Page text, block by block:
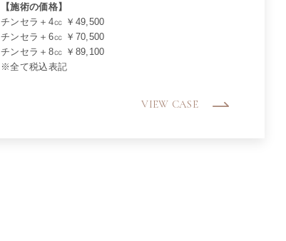
【施術の価格】
チンセラ＋4㏄ ￥49,500
チンセラ＋6㏄ ￥70,500
チンセラ＋8㏄ ￥89,100
※全て税込表記
VIEW CASE